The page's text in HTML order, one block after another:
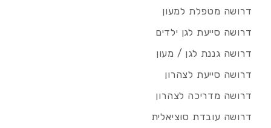
דרושה מטפלת למעון
דרושה סייעת לגן ילדים
דרושה גננת לגן / מעון
דרושה סייעת לצהרון
דרושה מדריכה לצהרון
דרושה עובדת סוציאלית